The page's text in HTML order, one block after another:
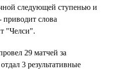
следующей ступенью и
слова
"Челси".
29 матчей за
3 результативные